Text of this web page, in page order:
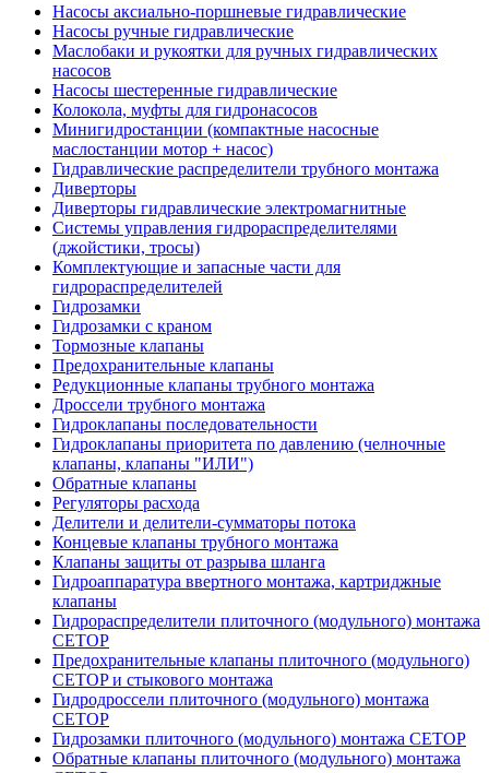
Насосы аксиально-поршневые гидравлические
Насосы ручные гидравлические
Маслобаки и рукоятки для ручных гидравлических
насосов
Насосы шестеренные гидравлические
Колокола, муфты для гидронасосов
Минигидростанции (компактные насосные
маслостанции мотор + насос)
Гидравлические распределители трубного монтажа
Диверторы
Диверторы гидравлические электромагнитные
Системы управления гидрораспределителями
(джойстики, тросы)
Комплектующие и запасные части для
гидрораспределителей
Гидрозамки
Гидрозамки с краном
Тормозные клапаны
Предохранительные клапаны
Редукционные клапаны трубного монтажа
Дроссели трубного монтажа
Гидроклапаны последовательности
Гидроклапаны приоритета по давлению (челночные
клапаны, клапаны "ИЛИ")
Обратные клапаны
Регуляторы расхода
Делители и делители-сумматоры потока
Концевые клапаны трубного монтажа
Клапаны защиты от разрыва шланга
Гидроаппаратура ввертного монтажа, картриджные
клапаны
Гидрораспределители плиточного (модульного) монтажa
CETOP
Предохранительные клапаны плиточного (модульного)
CETOP и стыкового монтажа
Гидродроссели плиточного (модульного) монтажа
CETOP
Гидрозамки плиточного (модульного) монтажа CETOP
Обратные клапаны плиточного (модульного) монтажа